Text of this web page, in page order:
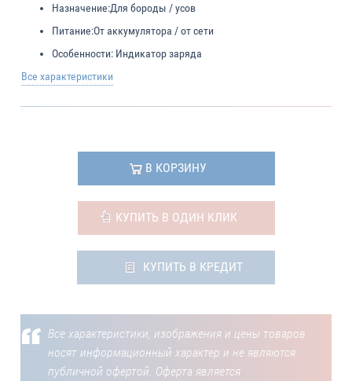
Назначение:Для бороды / усов
Питание:От аккумулятора / от сети
Особенности: Индикатор заряда
Все характеристики
В КОРЗИНУ
КУПИТЬ В ОДИН КЛИК
КУПИТЬ В КРЕДИТ
Все характеристики, изображения и цены товаров
носят информационный характер и не являются
публичной офертой. Оферта является